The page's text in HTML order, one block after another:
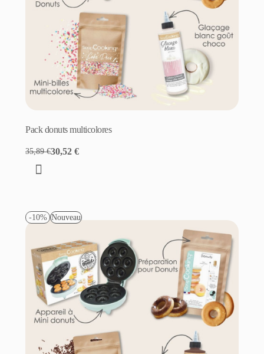
Pack donuts multicolores
35,89 €30,52 €
-10% Nouveau